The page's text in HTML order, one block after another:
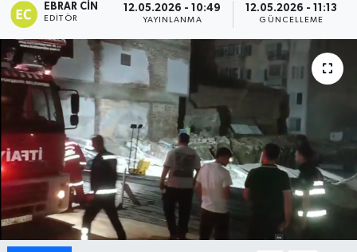
EBRAR CIN
EDITÖR
12.05.2026 - 10:49
YAYINLANMA
12.05.2026 - 11:13
GÜNCELLEME
Eğitim
Ekonomi
Emet
Foto Galeri
Gediz